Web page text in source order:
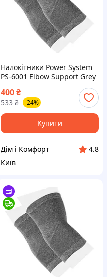
Налокітники Power System
PS-6001 Elbow Support Grey
400₴
533 ₴ -24%
Купити
Дім і Комфорт
4.8
Київ